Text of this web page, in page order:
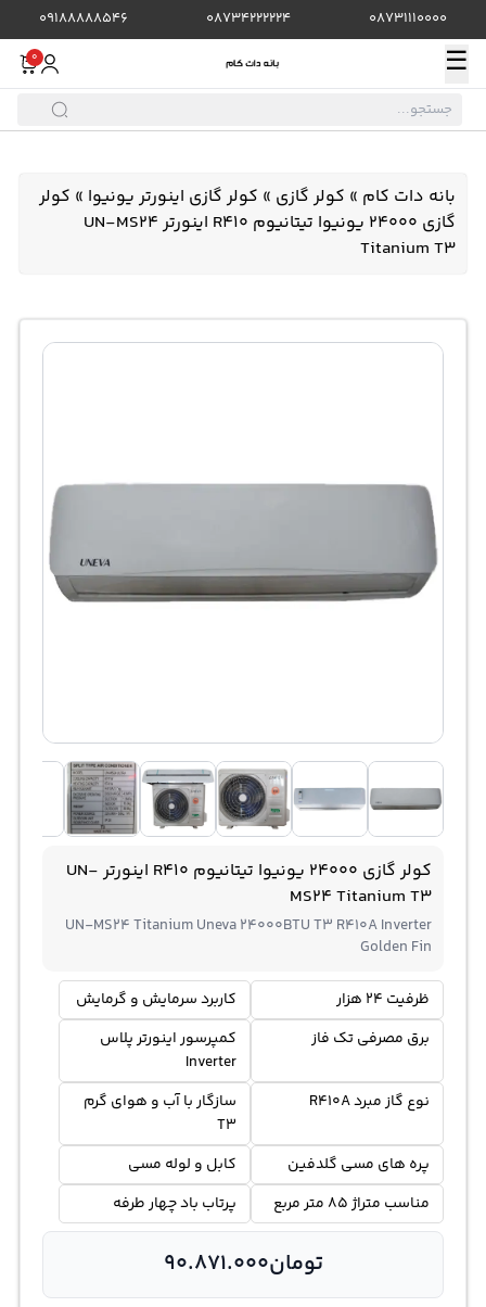
08731110000
08734222224
09188888546
☰
0
بانه دات کام » کولر گازی » کولر گازی اینورتر یونیوا » کولر
گازی 24000 یونیوا تیتانیوم R410 اینورتر UN-MS24
Titanium T3
کولر گازی 24000 یونیوا تیتانیوم R410 اینورتر UN-
MS24 Titanium T3
UN-MS24 Titanium Uneva 24000BTU T3 R410A Inverter
Golden Fin
ظرفیت 24 هزار
کاربرد سرمایش و گرمایش
برق مصرفی تک فاز
کمپرسور اینورتر پلاس
Inverter
نوع گاز مبرد R410A
سازگار با آب و هوای گرم
T3
پره های مسی گلدفین
کابل و لوله مسی
مناسب متراژ 85 متر مربع
پرتاب باد چهار طرفه
تومان90.871.000